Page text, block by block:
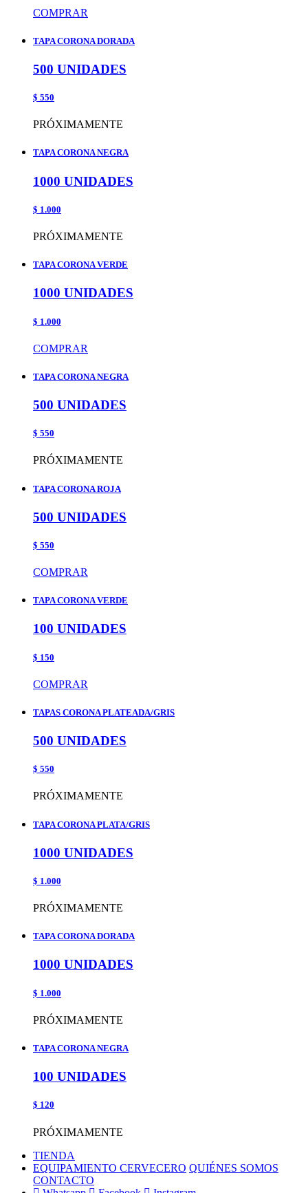
COMPRAR
TAPA CORONA DORADA
500 UNIDADES
$ 550
PRÓXIMAMENTE
TAPA CORONA NEGRA
1000 UNIDADES
$ 1.000
PRÓXIMAMENTE
TAPA CORONA VERDE
1000 UNIDADES
$ 1.000
COMPRAR
TAPA CORONA NEGRA
500 UNIDADES
$ 550
PRÓXIMAMENTE
TAPA CORONA ROJA
500 UNIDADES
$ 550
COMPRAR
TAPA CORONA VERDE
100 UNIDADES
$ 150
COMPRAR
TAPAS CORONA PLATEADA/GRIS
500 UNIDADES
$ 550
PRÓXIMAMENTE
TAPA CORONA PLATA/GRIS
1000 UNIDADES
$ 1.000
PRÓXIMAMENTE
TAPA CORONA DORADA
1000 UNIDADES
$ 1.000
PRÓXIMAMENTE
TAPA CORONA NEGRA
100 UNIDADES
$ 120
PRÓXIMAMENTE
TIENDA
EQUIPAMIENTO CERVECERO QUIÉNES SOMOS
CONTACTO